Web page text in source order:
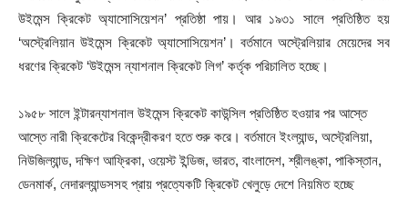
উইমেন্স ক্রিকেট অ্যাসোসিয়েশন’ প্রতিষ্ঠা পায়। আর ১৯৩১ সালে প্রতিষ্ঠিত হয়
‘অস্ট্রেলিয়ান উইমেন্স ক্রিকেট অ্যাসোসিয়েশন’। বর্তমানে অস্ট্রেলিয়ার মেয়েদের সব
ধরণের ক্রিকেট ‘উইমেন্স ন্যাশনাল ক্রিকেট লিগ’ কর্তৃক পরিচালিত হচ্ছে।
১৯৫৮ সালে ইন্টারন্যাশনাল উইমেন্স ক্রিকেট কাউন্সিল প্রতিষ্ঠিত হওয়ার পর আস্তে
আস্তে নারী ক্রিকেটের বিকেন্দ্রীকরণ হতে শুরু করে। বর্তমানে ইংল্যান্ড, অস্ট্রেলিয়া,
নিউজিল্যান্ড, দক্ষিণ আফ্রিকা, ওয়েস্ট ইন্ডিজ, ভারত, বাংলাদেশ, শ্রীলঙ্কা, পাকিস্তান,
ডেনমার্ক, নেদারল্যান্ডসসহ প্রায় প্রত্যেকটি ক্রিকেট খেলুড়ে দেশে নিয়মিত হচ্ছে